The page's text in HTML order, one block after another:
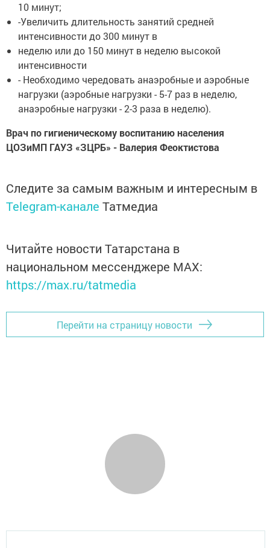
10 минут;
-Увеличить длительность занятий средней
интенсивности до 300 минут в
неделю или до 150 минут в неделю высокой
интенсивности
- Необходимо чередовать анаэробные и аэробные
нагрузки (аэробные нагрузки - 5-7 раз в неделю,
анаэробные нагрузки - 2-3 раза в неделю).
Врач по гигиеническому воспитанию населения
ЦОЗиМП ГАУЗ «ЗЦРБ» - Валерия Феоктистова
Следите за самым важным и интересным в
Telegram-канале Татмедиа
Читайте новости Татарстана в
национальном мессенджере MАХ:
https://max.ru/tatmedia
Перейти на страницу новости